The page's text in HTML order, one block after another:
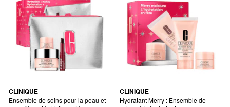
CLINIQUE
Ensemble de soins pour la peau et
CLINIQUE
Hydratant Merry : Ensemble de